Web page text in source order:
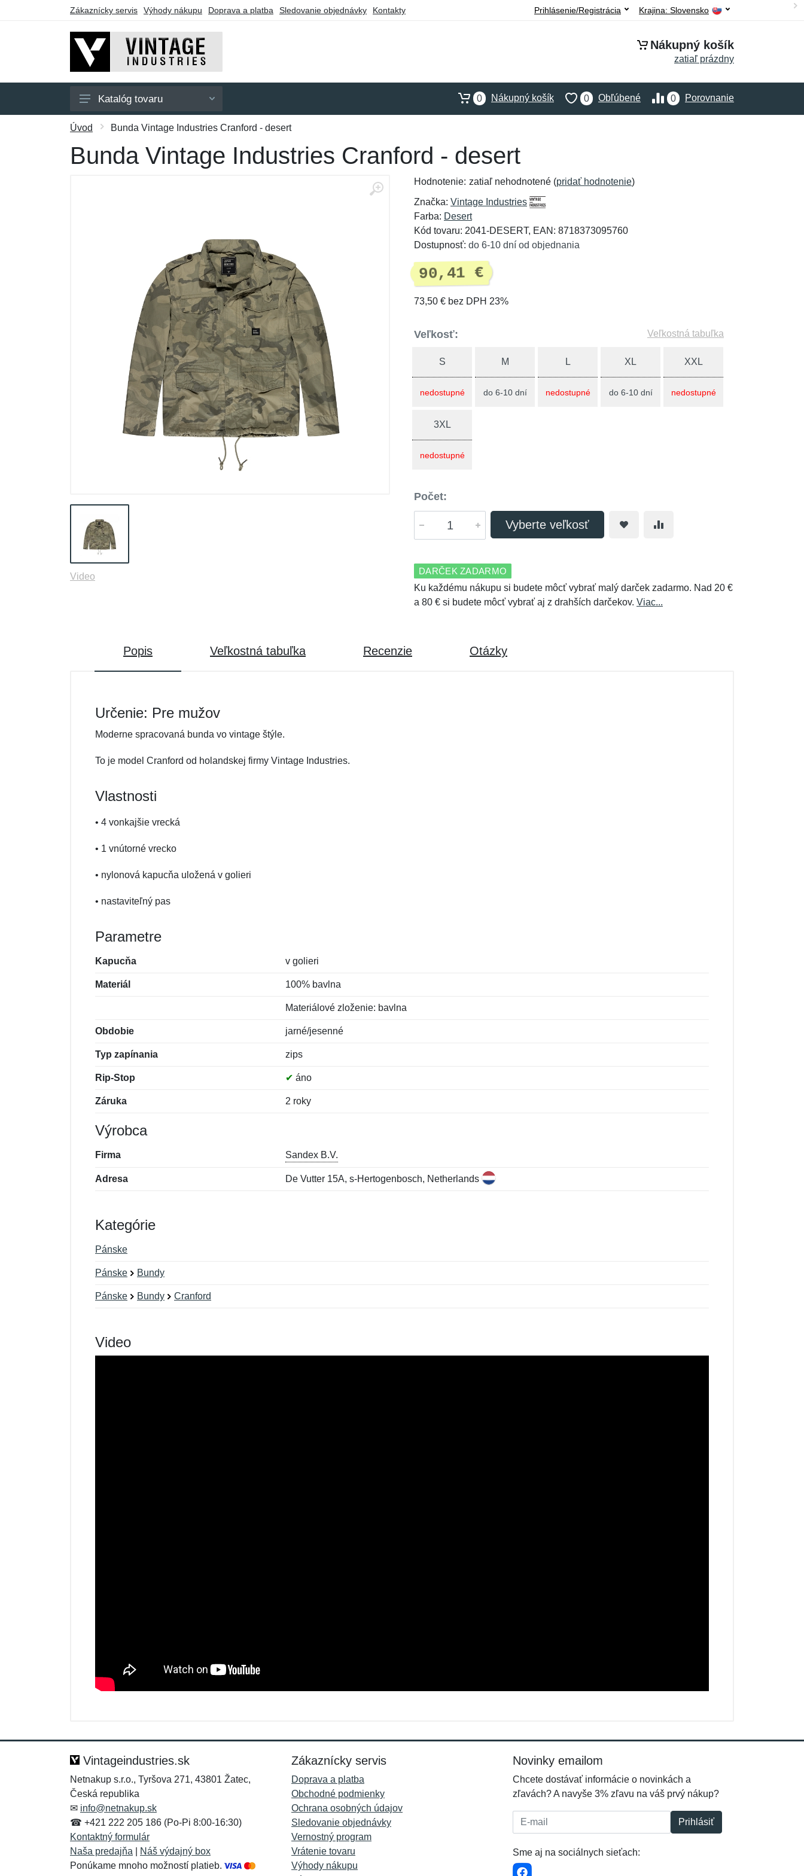
Zákaznícky servis Výhody nákupu Doprava a platba Sledovanie objednávky Kontakty Krajina: Slovensko
Prihlásenie/Registrácia
Nákupný košík
zatiaľ prázdny
Pánske
Dámske
Katalóg tovaru 0 Porovnanie
0 Obľúbené
0 Nákupný košík
Úvod Bunda Vintage Industries Cranford - desert
Bunda Vintage Industries Cranford - desert
Video
Hodnotenie: zatiaľ nehodnotené (pridať hodnotenie)
Značka: Vintage Industries
Farba: Desert
Kód tovaru: 2041-DESERT, EAN: 8718373095760
Dostupnosť: do 6-10 dní od objednania
90,41 €
73,50 € bez DPH 23%
Veľkosť: Veľkostná tabuľka
S
nedostupné
M
do 6-10 dní
L
nedostupné
XL
do 6-10 dní
XXL
nedostupné
3XL
nedostupné
Počet:
Vyberte veľkosť
DARČEK ZADARMO
Ku každému nákupu si budete môcť vybrať malý darček zadarmo. Nad 20 €
a 80 € si budete môcť vybrať aj z drahších darčekov. Viac...
Popis Veľkostná tabuľka Recenzie Otázky
Určenie: Pre mužov
Moderne spracovaná bunda vo vintage štýle.
To je model Cranford od holandskej firmy Vintage Industries.
Vlastnosti
• 4 vonkajšie vrecká
• 1 vnútorné vrecko
• nylonová kapucňa uložená v golieri
• nastaviteľný pas
Parametre
Kapucňa v golieri
Materiál 100% bavlna
Materiálové zloženie: bavlna
Obdobie jarné/jesenné
Typ zapínania zips
Rip-Stop ✔ áno
Záruka 2 roky
Výrobca
Firma Sandex B.V.
Adresa De Vutter 15A, s-Hertogenbosch, Netherlands
Kategórie
Pánske
Pánske Bundy
Pánske Bundy Cranford
Video
Správa*
Správa*
Vintageindustries.sk
Netnakup s.r.o., Tyršova 271, 43801 Žatec,
Česká republika
✉ info@netnakup.sk
☎ +421 222 205 186 (Po-Pi 8:00-16:30)
Kontaktný formulár
Naša predajňa
Náš výdajný box
Ponúkame mnoho možností platieb.
Zákaznícky servis
Doprava a platba
Obchodné podmienky
Ochrana osobných údajov
Sledovanie objednávky
Vernostný program
Vrátenie tovaru
Výhody nákupu
Novinky emailom
Chcete dostávať informácie o novinkách a
zľavách? A navyše 3% zľavu na váš prvý nákup?
E-mail: Prihlásiť
Sme aj na sociálnych sieťach: